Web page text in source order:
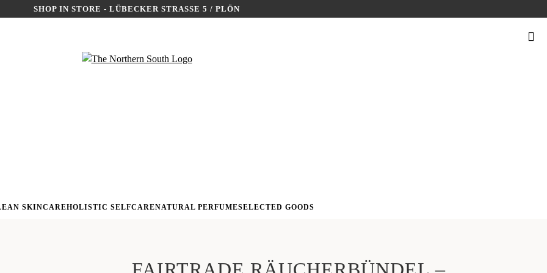
SHOP IN STORE - LÜBECKER STRASSE 5 / PLÖN
SUCHEN
NACH:
SKINCAREHOLISTIC SELFCARENATURAL PERFUMESELECTED GOODS